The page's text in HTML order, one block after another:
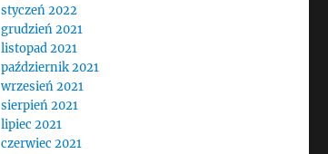
styczeń 2022
grudzień 2021
listopad 2021
październik 2021
wrzesień 2021
sierpień 2021
lipiec 2021
czerwiec 2021